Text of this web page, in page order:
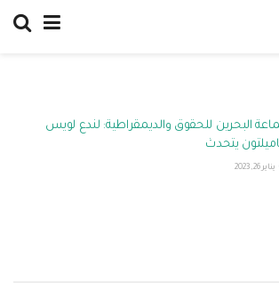
البحرين للحقوق والديمقراطية: لندع لويس
يتحدث
يناير 26, 2023